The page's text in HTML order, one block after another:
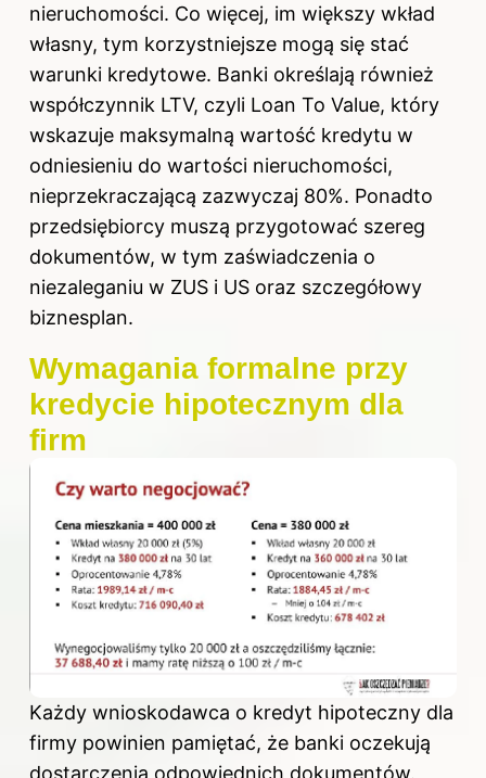
nieruchomości. Co więcej, im większy wkład
własny, tym korzystniejsze mogą się stać
warunki kredytowe. Banki określają również
współczynnik LTV, czyli Loan To Value, który
wskazuje maksymalną wartość kredytu w
odniesieniu do wartości nieruchomości,
nieprzekraczającą zazwyczaj 80%. Ponadto
przedsiębiorcy muszą przygotować szereg
dokumentów, w tym zaświadczenia o
niezaleganiu w ZUS i US oraz szczegółowy
biznesplan.
Wymagania formalne przy
kredycie hipotecznym dla
firm
Każdy wnioskodawca o kredyt hipoteczny dla
firmy powinien pamiętać, że banki oczekują